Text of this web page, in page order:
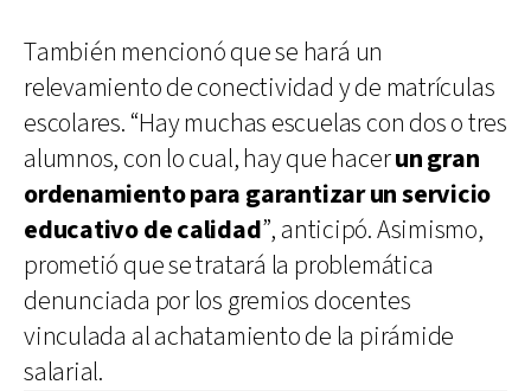
También mencionó que se hará un
relevamiento de conectividad y de matrículas
escolares. “Hay muchas escuelas con dos o tres
alumnos, con lo cual, hay que hacerun gran
ordenamiento para garantizar un servicio
educativo de calidad”, anticipó. Asimismo,
prometió que se tratará la problemática
denunciada por los gremios docentes
vinculada al achatamiento de la pirámide
salarial.